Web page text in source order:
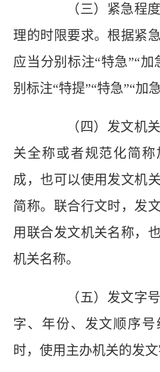
（三）紧急程度
理的时限要求。根据紧
应当分别标注“特急”“加
别标注“特提”“特急”“加急
（四）发文机关
关全称或者规范化简称
成，也可以使用发文机
简称。联合行文时，发
用联合发文机关名称，
机关名称。
（五）发文字号
字、年份、发文顺序
时，使用主办机关的发文